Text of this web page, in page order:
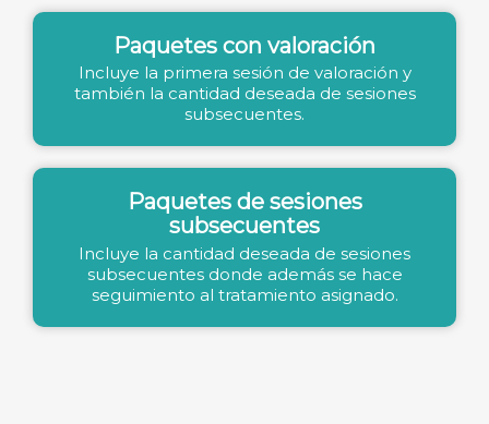
Paquetes con valoración
Incluye la primera sesión de valoración y
también la cantidad deseada de sesiones
subsecuentes.
Paquetes de sesiones
subsecuentes
Incluye la cantidad deseada de sesiones
subsecuentes donde además se hace
seguimiento al tratamiento asignado.